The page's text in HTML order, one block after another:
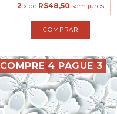
2 x de R$48,50 sem juros
COMPRE 4 PAGUE 3